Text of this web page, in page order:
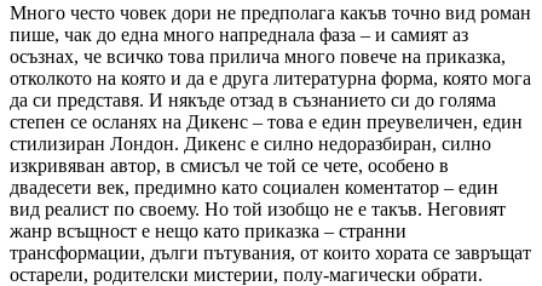
Много често човек дори не предполага какъв точно вид роман
пише, чак до една много напреднала фаза – и самият аз
осъзнах, че всичко това прилича много повече на приказка,
отколкото на която и да е друга литературна форма, която мога
да си представя. И някъде отзад в съзнанието си до голяма
степен се осланях на Дикенс – това е един преувеличен, един
стилизиран Лондон. Дикенс е силно недоразбиран, силно
изкривяван автор, в смисъл че той се чете, особено в
двадесети век, предимно като социален коментатор – един
вид реалист по своему. Но той изобщо не е такъв. Неговият
жанр всъщност е нещо като приказка – странни
трансформации, дълги пътувания, от които хората се завръщат
остарели, родителски мистерии, полу-магически обрати.